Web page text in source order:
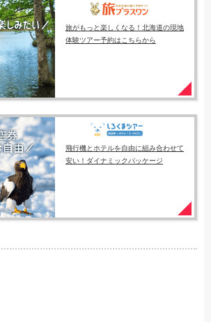
旅がもっと楽しくなる！北海道の現地
体験ツアー予約はこちらから
飛行機とホテルを自由に組み合わせて
安い！ダイナミックパッケージ